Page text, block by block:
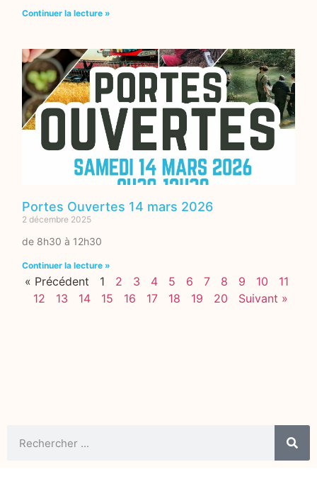
Continuer la lecture »
Portes Ouvertes 14 mars 2026
2 décembre 2025
de 8h30 à 12h30
Continuer la lecture »
« Précédent 1 2 3 4 5 6 7 8 9 10
11
12
13 14 15 16 17 18 19 20 Suivant »